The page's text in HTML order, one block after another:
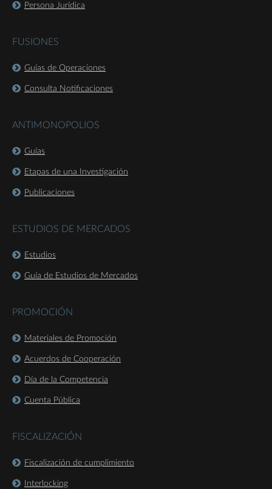
Persona Jurídica
FUSIONES
Guías de Operaciones
Consulta Notificaciones
ANTIMONOPOLIOS
Guías
Etapas de una Investigación
Publicaciones
ESTUDIOS DE MERCADOS
Estudios
Guía de Estudios de Mercados
PROMOCIÓN
Materiales de Promoción
Acuerdos de Cooperación
Día de la Competencia
Cuenta Pública
FISCALIZACIÓN
Fiscalización de cumplimiento
Interlocking